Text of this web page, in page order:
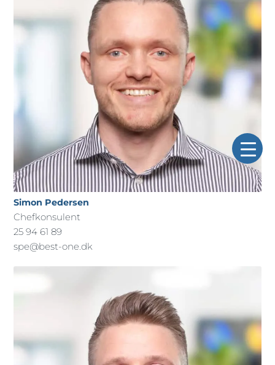
Simon Pedersen
Chefkonsulent
25 94 61 89
spe@best-one.dk